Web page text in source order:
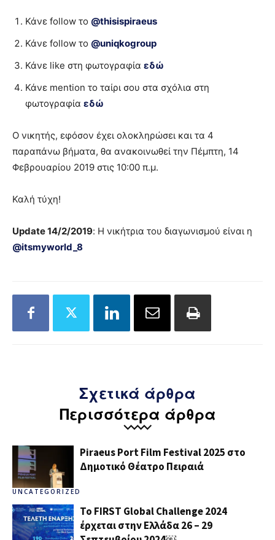
Κάνε follow το @thisispiraeus
Κάνε follow το @uniqkogroup
Κάνε like στη φωτογραφία εδώ
Κάνε mention το ταίρι σου στα σχόλια στη
φωτογραφία εδώ
Ο νικητής, εφόσον έχει ολοκληρώσει και τα 4
παραπάνω βήματα, θα ανακοινωθεί την Πέμπτη, 14
Φεβρουαρίου 2019 στις 10:00 π.μ.
Καλή τύχη!
Update 14/2/2019: Η νικήτρια του διαγωνισμού είναι η
@itsmyworld_8
Σχετικά άρθρα
Περισσότερα άρθρα
UNCATEGORIZED
Piraeus Port Film Festival 2025 στο
Δημοτικό Θέατρο Πειραιά
Το FIRST Global Challenge 2024
έρχεται στην Ελλάδα 26 – 29